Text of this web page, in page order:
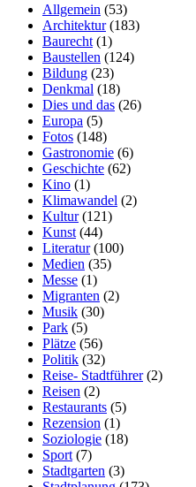
Allgemein (53)
Architektur(183)
Baurecht (1)
Baustellen (124)
Bildung (23)
Denkmal (18)
Dies und das (26)
Europa (5)
Fotos (148)
Gastronomie (6)
Geschichte (62)
Kino (1)
Klimawandel (2)
Kultur(121)
Kunst (44)
Literatur(100)
Medien (35)
Messe (1)
Migranten (2)
Musik (30)
Park (5)
Plätze (56)
Politik (32)
Reise- Stadtführer(2)
Reisen (2)
Restaurants (5)
Rezension (1)
Soziologie (18)
Sport (7)
Stadtgarten (3)